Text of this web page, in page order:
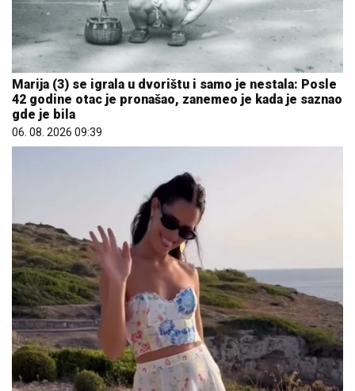
Marija (3) se igrala u dvorištu i samo je nestala: Posle
42 godine otac je pronašao, zanemeo je kada je saznao
gde je bila
06. 08. 2026 09:39